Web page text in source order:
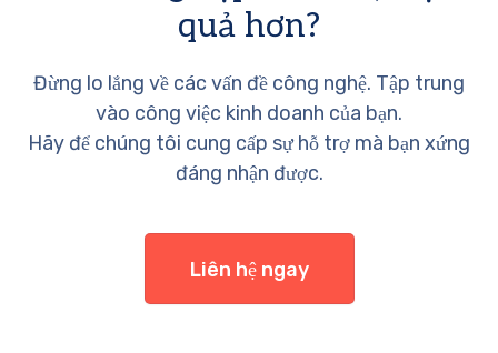
quả hơn?
Đừng lo lắng về các vấn đề công nghệ. Tập trung
vào công việc kinh doanh của bạn.
Hãy để chúng tôi cung cấp sự hỗ trợ mà bạn xứng
đáng nhận được.
Liên hệ ngay